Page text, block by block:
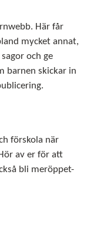
Här får
mycket annat,
och ge
barnen skickar in
förskola när
av er för att
bli meröppet-